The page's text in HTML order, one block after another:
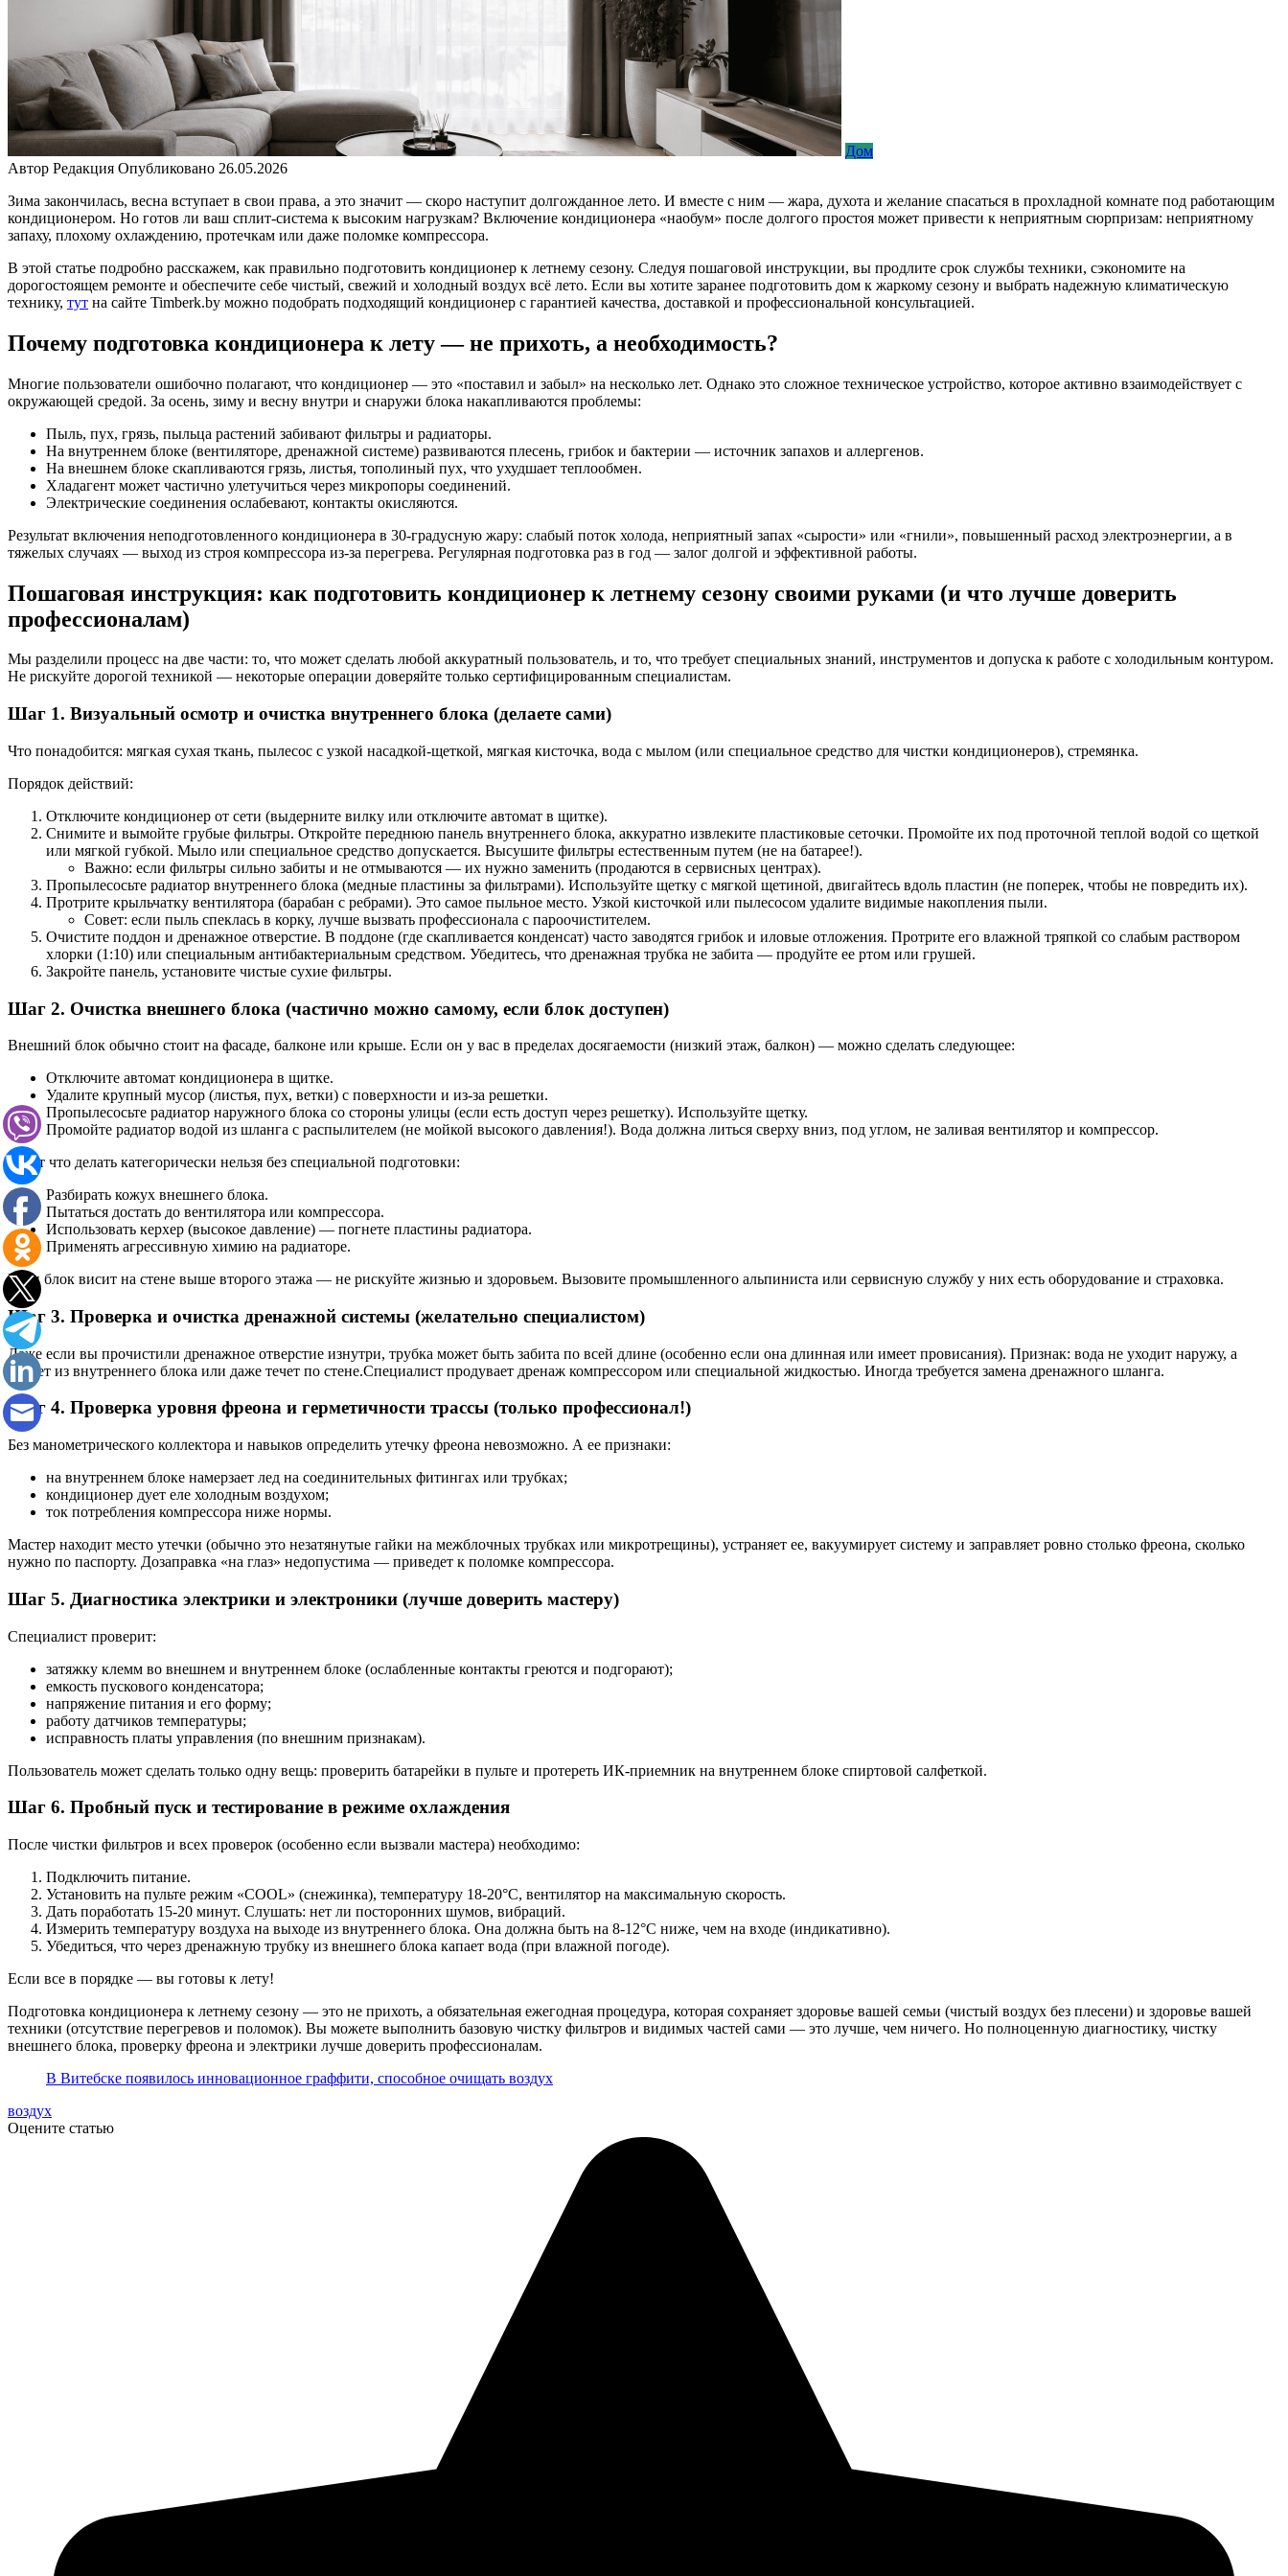
Дом
Автор Редакция Опубликовано 26.05.2026
Зима закончилась, весна вступает в свои права, а это значит — скоро наступит долгожданное лето. И вместе с ним — жара, духота и желание спасаться в прохладной комнате под работающим
кондиционером. Но готов ли ваш сплит-система к высоким нагрузкам? Включение кондиционера «наобум» после долгого простоя может привести к неприятным сюрпризам: неприятному
запаху, плохому охлаждению, протечкам или даже поломке компрессора.
В этой статье подробно расскажем, как правильно подготовить кондиционер к летнему сезону. Следуя пошаговой инструкции, вы продлите срок службы техники, сэкономите на
дорогостоящем ремонте и обеспечите себе чистый, свежий и холодный воздух всё лето. Если вы хотите заранее подготовить дом к жаркому сезону и выбрать надежную климатическую
технику, тут на сайте Timberk.by можно подобрать подходящий кондиционер с гарантией качества, доставкой и профессиональной консультацией.
Почему подготовка кондиционера к лету — не прихоть, а необходимость?
Многие пользователи ошибочно полагают, что кондиционер — это «поставил и забыл» на несколько лет. Однако это сложное техническое устройство, которое активно взаимодействует с
окружающей средой. За осень, зиму и весну внутри и снаружи блока накапливаются проблемы:
Пыль, пух, грязь, пыльца растений забивают фильтры и радиаторы.
На внутреннем блоке (вентиляторе, дренажной системе) развиваются плесень, грибок и бактерии — источник запахов и аллергенов.
На внешнем блоке скапливаются грязь, листья, тополиный пух, что ухудшает теплообмен.
Хладагент может частично улетучиться через микропоры соединений.
Электрические соединения ослабевают, контакты окисляются.
Результат включения неподготовленного кондиционера в 30-градусную жару: слабый поток холода, неприятный запах «сырости» или «гнили», повышенный расход электроэнергии, а в
тяжелых случаях — выход из строя компрессора из-за перегрева. Регулярная подготовка раз в год — залог долгой и эффективной работы.
Пошаговая инструкция: как подготовить кондиционер к летнему сезону своими руками (и что лучше доверить
профессионалам)
Мы разделили процесс на две части: то, что может сделать любой аккуратный пользователь, и то, что требует специальных знаний, инструментов и допуска к работе с холодильным контуром.
Не рискуйте дорогой техникой — некоторые операции доверяйте только сертифицированным специалистам.
Шаг 1. Визуальный осмотр и очистка внутреннего блока (делаете сами)
Что понадобится: мягкая сухая ткань, пылесос с узкой насадкой-щеткой, мягкая кисточка, вода с мылом (или специальное средство для чистки кондиционеров), стремянка.
Порядок действий:
Отключите кондиционер от сети (выдерните вилку или отключите автомат в щитке).
Снимите и вымойте грубые фильтры. Откройте переднюю панель внутреннего блока, аккуратно извлеките пластиковые сеточки. Промойте их под проточной теплой водой со щеткой
или мягкой губкой. Мыло или специальное средство допускается. Высушите фильтры естественным путем (не на батарее!).
Важно: если фильтры сильно забиты и не отмываются — их нужно заменить (продаются в сервисных центрах).
Пропылесосьте радиатор внутреннего блока (медные пластины за фильтрами). Используйте щетку с мягкой щетиной, двигайтесь вдоль пластин (не поперек, чтобы не повредить их).
Протрите крыльчатку вентилятора (барабан с ребрами). Это самое пыльное место. Узкой кисточкой или пылесосом удалите видимые накопления пыли.
Совет: если пыль спеклась в корку, лучше вызвать профессионала с пароочистителем.
Очистите поддон и дренажное отверстие. В поддоне (где скапливается конденсат) часто заводятся грибок и иловые отложения. Протрите его влажной тряпкой со слабым раствором
хлорки (1:10) или специальным антибактериальным средством. Убедитесь, что дренажная трубка не забита — продуйте ее ртом или грушей.
Закройте панель, установите чистые сухие фильтры.
Шаг 2. Очистка внешнего блока (частично можно самому, если блок доступен)
Внешний блок обычно стоит на фасаде, балконе или крыше. Если он у вас в пределах досягаемости (низкий этаж, балкон) — можно сделать следующее:
Отключите автомат кондиционера в щитке.
Удалите крупный мусор (листья, пух, ветки) с поверхности и из-за решетки.
Пропылесосьте радиатор наружного блока со стороны улицы (если есть доступ через решетку). Используйте щетку.
Промойте радиатор водой из шланга с распылителем (не мойкой высокого давления!). Вода должна литься сверху вниз, под углом, не заливая вентилятор и компрессор.
А вот что делать категорически нельзя без специальной подготовки:
Разбирать кожух внешнего блока.
Пытаться достать до вентилятора или компрессора.
Использовать керхер (высокое давление) — погнете пластины радиатора.
Применять агрессивную химию на радиаторе.
Если блок висит на стене выше второго этажа — не рискуйте жизнью и здоровьем. Вызовите промышленного альпиниста или сервисную службу у них есть оборудование и страховка.
Шаг 3. Проверка и очистка дренажной системы (желательно специалистом)
Даже если вы прочистили дренажное отверстие изнутри, трубка может быть забита по всей длине (особенно если она длинная или имеет провисания). Признак: вода не уходит наружу, а
капает из внутреннего блока или даже течет по стене.Специалист продувает дренаж компрессором или специальной жидкостью. Иногда требуется замена дренажного шланга.
Шаг 4. Проверка уровня фреона и герметичности трассы (только профессионал!)
Без манометрического коллектора и навыков определить утечку фреона невозможно. А ее признаки:
на внутреннем блоке намерзает лед на соединительных фитингах или трубках;
кондиционер дует еле холодным воздухом;
ток потребления компрессора ниже нормы.
Мастер находит место утечки (обычно это незатянутые гайки на межблочных трубках или микротрещины), устраняет ее, вакуумирует систему и заправляет ровно столько фреона, сколько
нужно по паспорту. Дозаправка «на глаз» недопустима — приведет к поломке компрессора.
Шаг 5. Диагностика электрики и электроники (лучше доверить мастеру)
Специалист проверит:
затяжку клемм во внешнем и внутреннем блоке (ослабленные контакты греются и подгорают);
емкость пускового конденсатора;
напряжение питания и его форму;
работу датчиков температуры;
исправность платы управления (по внешним признакам).
Пользователь может сделать только одну вещь: проверить батарейки в пульте и протереть ИК-приемник на внутреннем блоке спиртовой салфеткой.
Шаг 6. Пробный пуск и тестирование в режиме охлаждения
После чистки фильтров и всех проверок (особенно если вызвали мастера) необходимо:
Подключить питание.
Установить на пульте режим «COOL» (снежинка), температуру 18-20°C, вентилятор на максимальную скорость.
Дать поработать 15-20 минут. Слушать: нет ли посторонних шумов, вибраций.
Измерить температуру воздуха на выходе из внутреннего блока. Она должна быть на 8-12°C ниже, чем на входе (индикативно).
Убедиться, что через дренажную трубку из внешнего блока капает вода (при влажной погоде).
Если все в порядке — вы готовы к лету!
Подготовка кондиционера к летнему сезону — это не прихоть, а обязательная ежегодная процедура, которая сохраняет здоровье вашей семьи (чистый воздух без плесени) и здоровье вашей
техники (отсутствие перегревов и поломок). Вы можете выполнить базовую чистку фильтров и видимых частей сами — это лучше, чем ничего. Но полноценную диагностику, чистку
внешнего блока, проверку фреона и электрики лучше доверить профессионалам.
В Витебске появилось инновационное граффити, способное очищать воздух
воздух
Оцените статью